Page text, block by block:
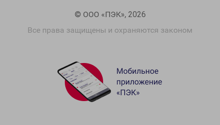
© ООО «ПЭК», 2026
Все права защищены и охраняются законом